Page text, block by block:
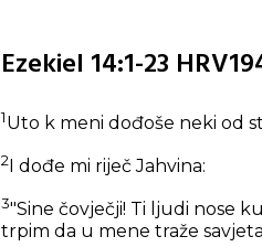
Ezekiel 14:1-23
1Uto k meni dođoše neki od
2 I dođe mi riječ Jahvina:
3"Sine čovječji! Ti ljudi nose
trpim da u mene traže